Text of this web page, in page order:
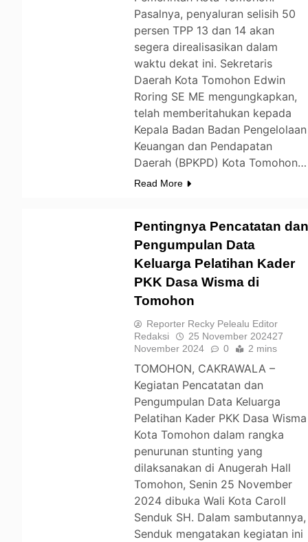
Pasalnya, penyaluran selisih 50
persen TPP 13 dan 14 akan
segera direalisasikan dalam
waktu dekat ini. Sekretaris
Daerah Kota Tomohon Edwin
Roring SE ME mengungkapkan,
telah memberitahukan kepada
Kepala Badan Badan Pengelolaan
Keuangan dan Pendapatan
Daerah (BPKPD) Kota Tomohon…
Read More
Pentingnya Pencatatan
Pengumpulan Data
Keluarga Pelatihan Kader
PKK Dasa Wisma di
Tomohon
Reporter Recky Pelealu Editor
Redaksi
25 November 202427
November 2024
0 2 mins
TOMOHON, CAKRAWALA –
Kegiatan Pencatatan dan
Pengumpulan Data Keluarga
Pelatihan Kader PKK Dasa Wisma
Kota Tomohon dalam rangka
penurunan stunting yang
dilaksanakan di Anugerah Hall
Tomohon, Senin 25 November
2024 dibuka Wali Kota Caroll
Senduk SH. Dalam sambutannya,
Senduk mengatakan kegiatan ini